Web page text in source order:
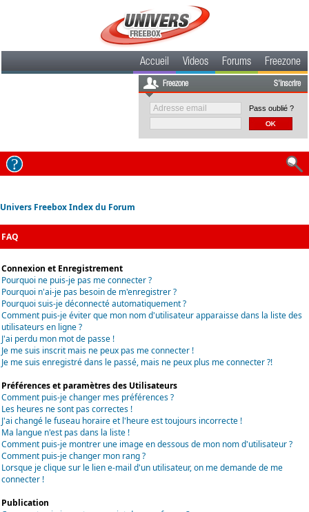
Accueil Videos Forums Freezone
Freezone S'inscrire
Pass oublié ?
Univers Freebox Index du Forum
FAQ
Connexion et Enregistrement
Pourquoi ne puis-je pas me connecter ?
Pourquoi n'ai-je pas besoin de m'enregistrer ?
Pourquoi suis-je déconnecté automatiquement ?
Comment puis-je éviter que mon nom d'utilisateur apparaisse dans la liste des
utilisateurs en ligne ?
J'ai perdu mon mot de passe !
Je me suis inscrit mais ne peux pas me connecter !
Je me suis enregistré dans le passé, mais ne peux plus me connecter ?!
Préférences et paramètres des Utilisateurs
Comment puis-je changer mes préférences ?
Les heures ne sont pas correctes !
J'ai changé le fuseau horaire et l'heure est toujours incorrecte !
Ma langue n'est pas dans la liste !
Comment puis-je montrer une image en dessous de mon nom d'utilisateur ?
Comment puis-je changer mon rang ?
Lorsque je clique sur le lien e-mail d'un utilisateur, on me demande de me
connecter !
Publication